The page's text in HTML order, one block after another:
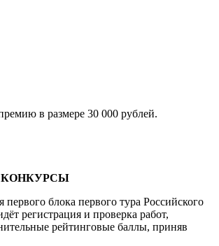
в размере 30 000 рублей.
КОНКУРСЫ
блока первого тура Российского
регистрация и проверка работ,
рейтинговые баллы, приняв